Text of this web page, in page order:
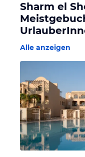
Sharm el
Alle anzeigen